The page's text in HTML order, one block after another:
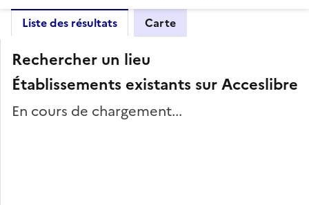
Liste des résultats Carte
Rechercher un lieu
Établissements existants sur Acceslibre
En cours de chargement...